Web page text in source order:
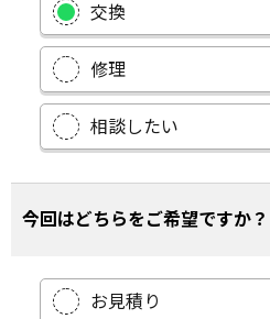
交換
修理
相談したい
今回はどちらをご希望ですか？
お見積り